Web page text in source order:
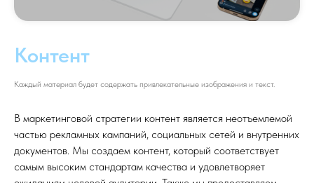
Контент
Каждый материал будет содержать привлекательные изображения и текст.
В маркетинговой стратегии контент является неотъемлемой
частью рекламных кампаний, социальных сетей и внутренних
документов. Мы создаем контент, который соответствует
самым высоким стандартам качества и удовлетворяет